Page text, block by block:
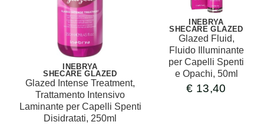
INEBRYA
SHECARE GLAZED
Glazed Intense Treatment,
Trattamento Intensivo
Laminante per Capelli Spenti
Disidratati, 250ml
INEBRYA
SHECARE GLAZED
Glazed Fluid,
Fluido Illuminante
per Capelli Spenti
e Opachi, 50ml
€ 13,40